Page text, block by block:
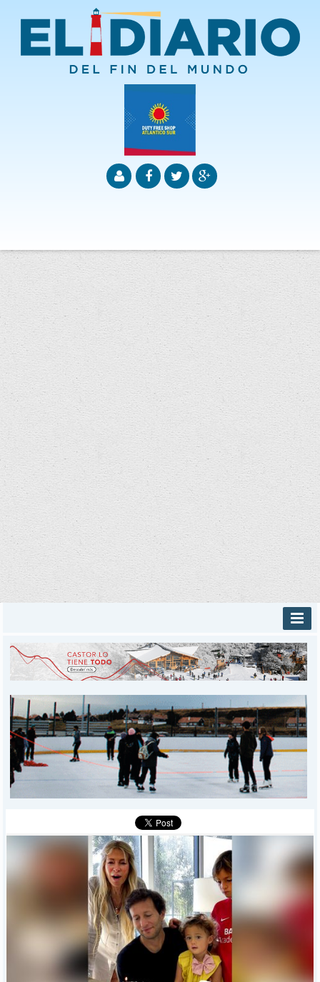
INICIO
PROVINCIALES
DEPORTES
POLICIALES
I-DIARIO
MÁS
BÚSQUEDA